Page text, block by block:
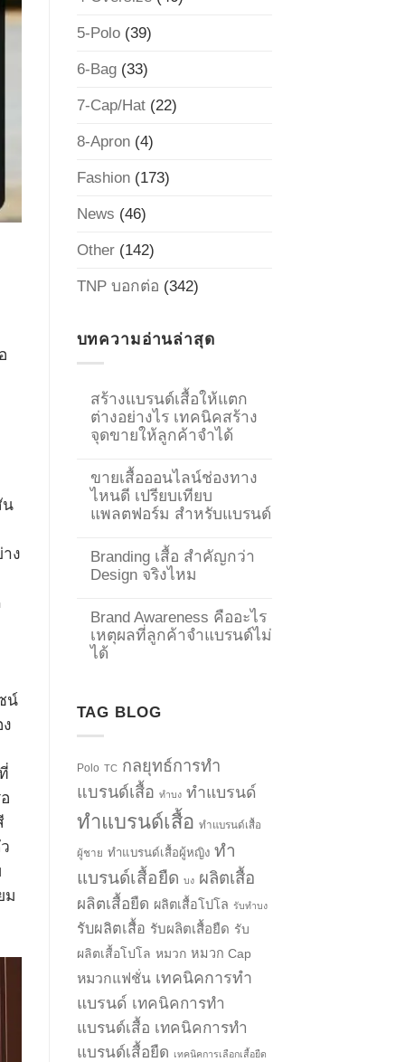
น
ง
น์
ม
5-Polo(39)
6-Bag(33)
7-Cap/Hat(22)
8-Apron(4)
Fashion(173)
News (46)
Other(142)
TNP บอกต่อ (342)
บทความอ่านล่าสุด
สร้างแบรนด์เสื้อให้แตก
ต่างอย่างไร เทคนิคสร้าง
จุดขายให้ลูกค้าจำได้
ขายเสื้อออนไลน์ช่องทาง
ไหนดี เปรียบเทียบ
แพลตฟอร์ม สำหรับแบรนด์
Branding เสื้อ สำคัญกว่า
Design จริงไหม
Brand Awareness คืออะไร
เหตุผลที่ลูกค้าจำแบรนด์ไม่
ได้
TAG BLOG
Polo TC กลยุทธ์การทำ
แบรนด์เสื้อ ทำบง ทำแบรนด์
ทำแบรนด์เสื้อ ทำแบรนด์เสื้อ
ผู้ชาย ทำแบรนด์เสื้อผู้หญิง ทำ
แบรนด์เสื้อยืด บง ผลิตเสื้อ
ผลิตเสื้อยืด ผลิตเสื้อโปโล รับทำบง
รับผลิตเสื้อ รับผลิตเสื้อยืด รับ
ผลิตเสื้อโปโล หมวก หมวก Cap
หมวกแฟชั่น เทคนิคการทำ
แบรนด์ เทคนิคการทำ
แบรนด์เสื้อ เทคนิคการทำ
แบรนด์เสื้อยืด เทคนิคการเลือกเสื้อยืด